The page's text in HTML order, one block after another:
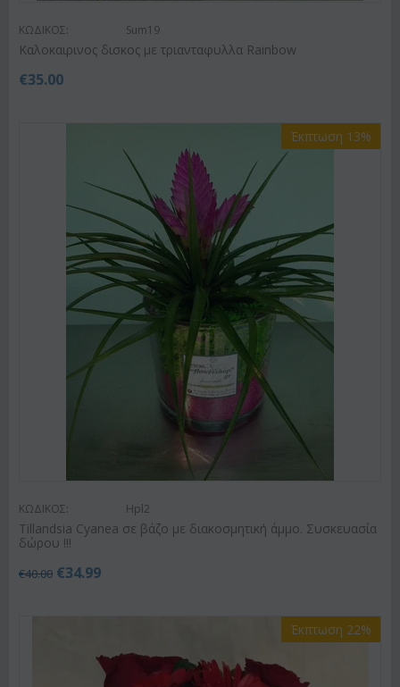
ΚΩΔΙΚΟΣ: Sum19
Kαλοκαιρινος δισκος με τριανταφυλλα Rainbow
€35.00
Έκπτωση 13%
ΚΩΔΙΚΟΣ: Hpl2
Tillandsia Cyanea σε βάζο με διακοσμητική άμμο. Συσκευασία
δώρου !!!
€40.00 €34.99
Έκπτωση 22%